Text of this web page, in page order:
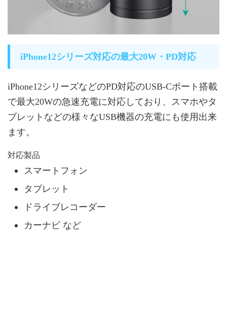
iPhone12シリーズ対応の最大20W・PD対応
iPhone12シリーズなどのPD対応のUSB-Cポート搭載
で最大20Wの急速充電に対応しており、スマホやタ
ブレットなどの様々なUSB機器の充電にも使用出来
ます。
対応製品
スマートフォン
タブレット
ドライブレコーダー
カーナビ など